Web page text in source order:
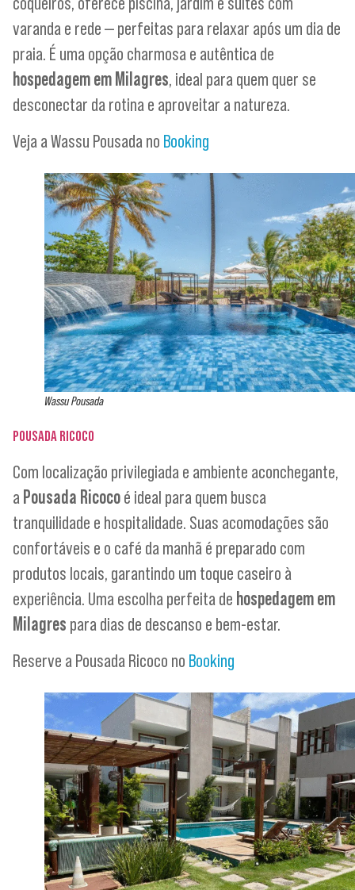
varanda e rede — perfeitas para relaxar após um dia de
praia. É uma opção charmosa e autêntica de
hospedagem em Milagres, ideal para quem quer se
desconectar da rotina e aproveitar a natureza.
Veja a Wassu Pousada no Booking
Wassu Pousada
POUSADA RICOCO
Com localização privilegiada e ambiente aconchegante,
a Pousada Ricocoé ideal para quem busca
tranquilidade e hospitalidade. Suas acomodações são
confortáveis e o café da manhã é preparado com
produtos locais, garantindo um toque caseiro à
experiência. Uma escolha perfeita de hospedagem em
Milagres para dias de descanso e bem-estar.
Reserve a Pousada Ricoco no Booking